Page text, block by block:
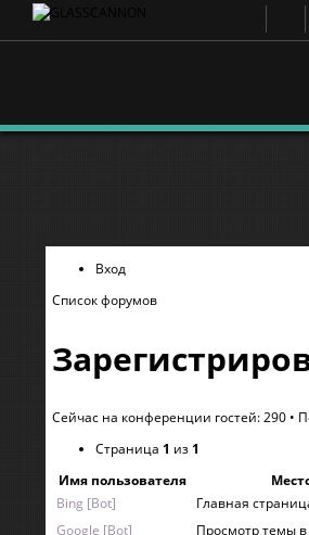
Вход
Список форумов
Сейчас на конференции гостей: 290 •
Страница 1 из 1
Имя пользователя
Bing [Bot]
Главная
Google [Bot]
Просмотр темы